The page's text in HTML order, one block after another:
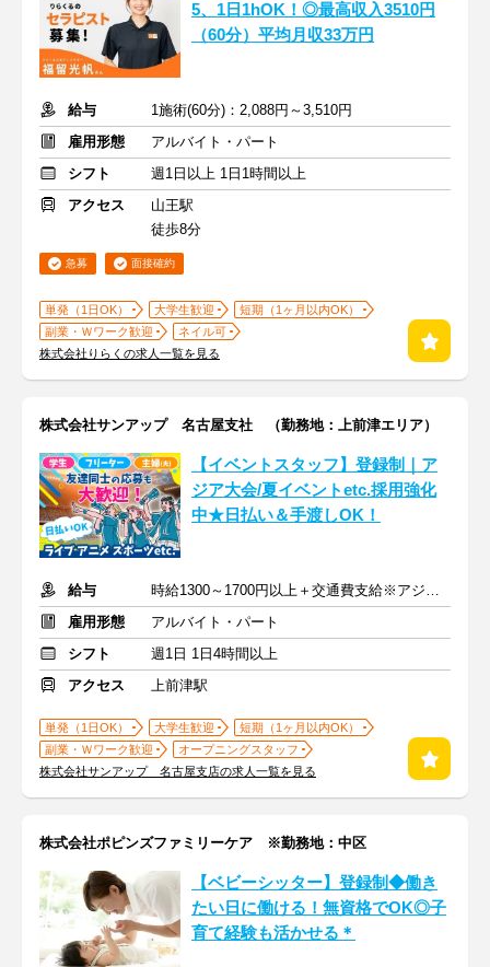
5、1日1hOK！◎最高収入3510円
（60分）平均月収33万円
給与
1施術(60分)：2,088円～3,510円
雇用形態
アルバイト・パート
シフト
週1日以上 1日1時間以上
アクセス
山王駅
徒歩8分
急募 面接確約
単発（1日OK） 大学生歓迎
短期（1ヶ月以内OK）
副業・Ｗワーク歓迎
ネイル可
株式会社りらくの求人一覧を見る
株式会社サンアップ 名古屋支社 （勤務地：上前津エリア）
【イベントスタッフ】登録制｜ア
ジア大会/夏イベントetc.採用強化
中★日払い＆手渡しOK！
給与
時給1300～1700円以上＋交通費支給※アジア大会手当もあり
雇用形態
アルバイト・パート
シフト
週1日 1日4時間以上
アクセス
上前津駅
単発（1日OK） 大学生歓迎
短期（1ヶ月以内OK）
副業・Ｗワーク歓迎
オープニングスタッフ
株式会社サンアップ 名古屋支店の求人一覧を見る
株式会社ポピンズファミリーケア ※勤務地：中区
【ベビーシッター】登録制◆働き
たい日に働ける！無資格でOK◎子
育て経験も活かせる＊